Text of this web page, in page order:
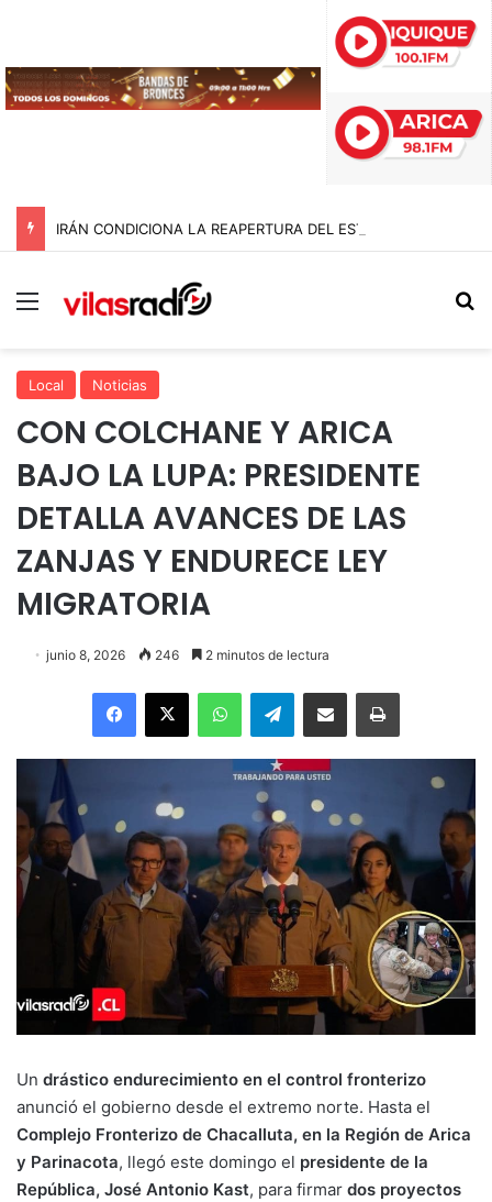
Menú
Local Noticias
CON COLCHANE Y ARICA
BAJO LA LUPA: PRESIDENTE
DETALLA AVANCES DE LAS
ZANJAS Y ENDURECE LEY
MIGRATORIA
junio 8, 2026 246 2 minutos de lectura
Facebook
X WhatsAppTelegramEnviar vía email Imprimir
Un drástico endurecimiento en el control fronterizo
anunció el gobierno desde el extremo norte. Hasta el
Complejo Fronterizo de Chacalluta, en la Región de Arica
y Parinacota, llegó este domingo el presidente de la
República, José Antonio Kast, para firmar dos proyectos